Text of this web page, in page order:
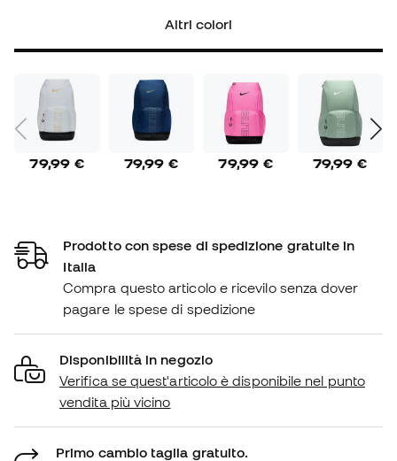
Altri colori
79,99 € 79,99 € 79,99 € 79,99 €
Prodotto con spese di spedizione gratuite in
Italia
Compra questo articolo e ricevilo senza dover
pagare le spese di spedizione
Disponibilità in negozio
Verifica se quest'articolo è disponibile nel punto
vendita più vicino
Primo cambio taglia gratuito.